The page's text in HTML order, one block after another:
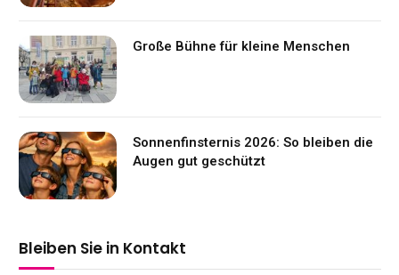
Große Bühne für kleine Menschen
Sonnenfinsternis 2026: So bleiben die
Augen gut geschützt
Bleiben Sie in Kontakt